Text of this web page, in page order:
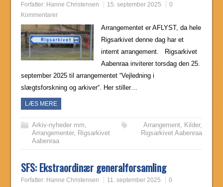
Forfatter: Hanne Christensen 15. september 2025
0
Kommentarer
Arrangementet er AFLYST, da hele
Rigsarkivet denne dag har et
internt arrangement. Rigsarkivet
Aabenraa inviterer torsdag den 25.
september 2025 til arrangementet “Vejledning i
slægtsforskning og arkiver“. Her stiller…
LÆS MERE
Arkiv-nyheder mm
Arrangementer, Rigsarkivet
Aabenraa
Arrangement, Kilder,
Rigsarkivet Aabenraa
SFS: Ekstraordinær generalforsamling
Forfatter: Hanne Christensen 11. september 2025
0